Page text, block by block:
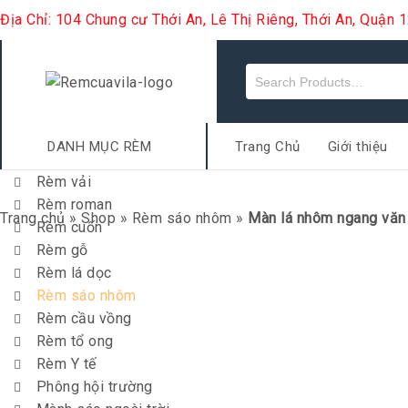
Địa Chỉ: 104 Chung cư Thới An, Lê Thị Riêng, Thới An, Quận
DANH MỤC RÈM
Rèm vải
Rèm roman
Rèm cuốn
Rèm gỗ
Rèm lá dọc
Rèm sáo nhôm
Rèm cầu vồng
Rèm tổ ong
Rèm Y tế
Phông hội trường
Trang Chủ Giới thiệu
Trang chủ » Shop » Rèm sáo nhôm » Màn lá nhôm ngang